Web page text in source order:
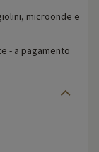
microonde e
- a pagamento